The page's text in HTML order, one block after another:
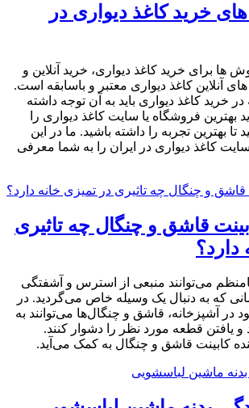
خرید کاغذ دیواری در
ها برای خرید کاغذ دیواری، خرید آنلاین و
های آنلاین کاغذ دیواری معتبر و باسابقه است.
خرید کاغذ دیواری باید به آن توجه داشته
بهترین فروشگاه یا سایت کاغذ دیواری را
تا بهترین تجربه را داشته باشید. ما در این
کاغذ دیواری در ایران را به شما معرفی
قاشق و چنگال چه تاثیری
دارد؟
می‌توانند منبعی از استرس و آشفتگی
که به دنبال یک وسیله خاص می‌گردید. در
در آشپزخانه، قاشق و چنگال‌ها می‌توانند به
یافتن قطعه مورد نظر را دشوار کنند.
کابینت قاشق و چنگال به کمک می‌آید.